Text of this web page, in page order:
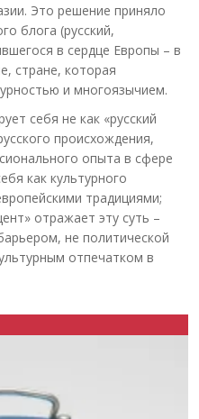
Это решение приняло
блога (русский,
в сердце Европы – в
стране, которая
и многоязычием.
себя не как «русский
происхождения,
опыта в сфере
как культурного
традициями;
отражает эту суть –
не политической
отпечатком в